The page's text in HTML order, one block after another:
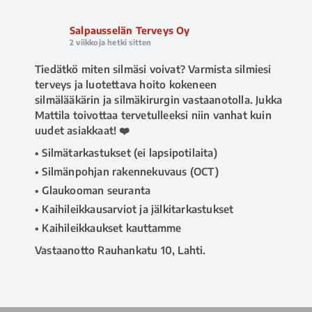
Salpausselän Terveys Oy
2 viikkoja hetki sitten
Tiedätkö miten silmäsi voivat? Varmista silmiesi
terveys ja luotettava hoito kokeneen
silmälääkärin ja silmäkirurgin vastaanotolla. Jukka
Mattila toivottaa tervetulleeksi niin vanhat kuin
uudet asiakkaat! ❤️
• Silmätarkastukset (ei lapsipotilaita)
• Silmänpohjan rakennekuvaus (OCT)
• Glaukooman seuranta
• Kaihileikkausarviot ja jälkitarkastukset
• Kaihileikkaukset kauttamme
Vastaanotto Rauhankatu 10, Lahti.